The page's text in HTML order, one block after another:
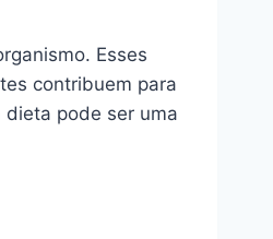
Esses
contribuem para
pode ser uma